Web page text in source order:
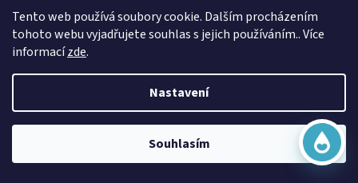
Tento web používá soubory cookie. Dalším procházením
tohoto webu vyjadřujete souhlas s jejich používáním.. Více
informacízde.
Nastavení
Souhlasím
Doprava Zdarma Doprava Zdarma
3m3 samonosná kruhová
Online
Začít konverzaci